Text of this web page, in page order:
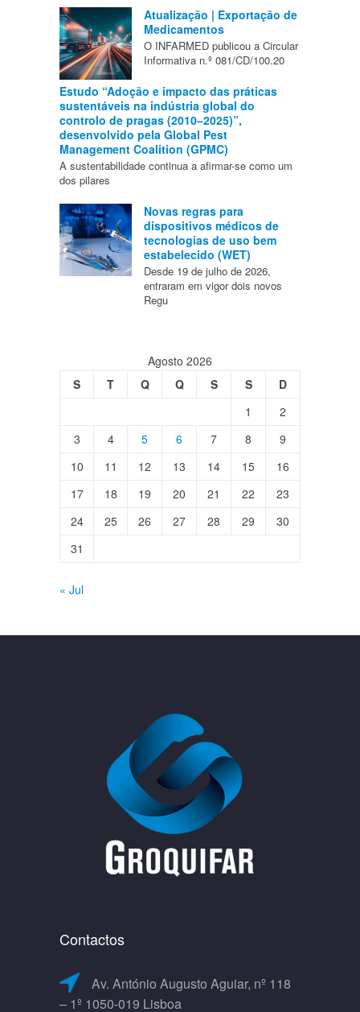
Atualização | Exportação de
Medicamentos
O INFARMED publicou a Circular
Informativa n.º 081/CD/100.20
Estudo “Adoção e impacto das práticas
sustentáveis na indústria global do
controlo de pragas (2010–2025)”,
desenvolvido pela Global Pest
Management Coalition (GPMC)
A sustentabilidade continua a afirmar-se como um
dos pilares
Novas regras para
dispositivos médicos de
tecnologias de uso bem
estabelecido (WET)
Desde 19 de julho de 2026,
entraram em vigor dois novos
Regu
Agosto 2026
S
T Q Q S S
D
1
2
3
4 5 6 7 8
9
10
11 12 13 14 15
16
17
18 19 20 21 22
23
24
25 26 27 28 29
30
31
« Jul
Contactos
Av. António Augusto Aguiar, nº 118
– 1º 1050-019 Lisboa